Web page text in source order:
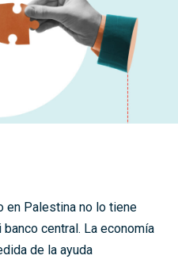
en Palestina no lo tiene
central. La economía
de la ayuda